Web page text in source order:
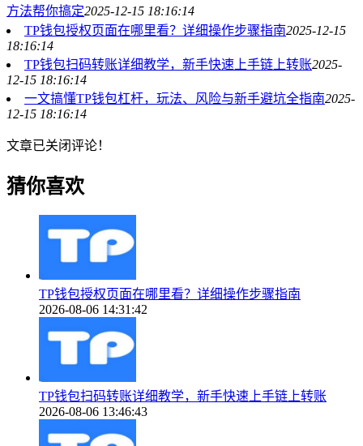
方法帮你搞定2025-12-15 18:16:14
TP钱包授权页面在哪里看？详细操作步骤指南2025-12-15
18:16:14
TP钱包扫码转账详细教学，新手快速上手链上转账2025-
12-15 18:16:14
一文搞懂TP钱包杠杆，玩法、风险与新手避坑全指南2025-
12-15 18:16:14
文章已关闭评论！
猜你喜欢
TP钱包授权页面在哪里看？详细操作步骤指南
2026-08-06 14:31:42
TP钱包扫码转账详细教学，新手快速上手链上转账
2026-08-06 13:46:43